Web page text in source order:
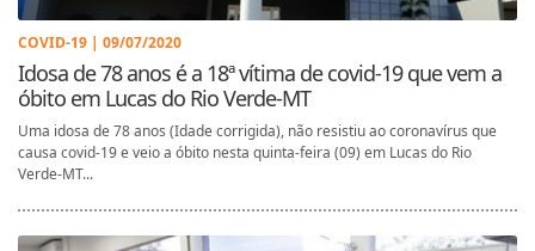
COVID-19 | 09/07/2020
Idosa de 78 anos é a 18ª vítima de covid-19 que vem a
óbito em Lucas do Rio Verde-MT
Uma idosa de 78 anos (Idade corrigida), não resistiu ao coronavírus que
causa covid-19 e veio a óbito nesta quinta-feira (09) em Lucas do Rio
Verde-MT...